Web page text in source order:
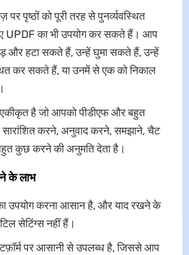
पर पृष्ठों को पूरी तरह से पुनर्व्यवस्थित
UPDF का भी उपयोग कर सकते हैं। आप
और हटा सकते हैं, उन्हें घुमा सकते हैं, उन्हें
कर सकते हैं, या उनमें से एक को निकाल
है जो आपको पीडीएफ और बहुत
करने, अनुवाद करने, समझाने, चैट
कुछ करने की अनुमति देता है।
के लाभ
उपयोग करना आसान है, और याद रखने के
सेटिंग्स नहीं हैं।
पर आसानी से उपलब्ध है, जिससे आप